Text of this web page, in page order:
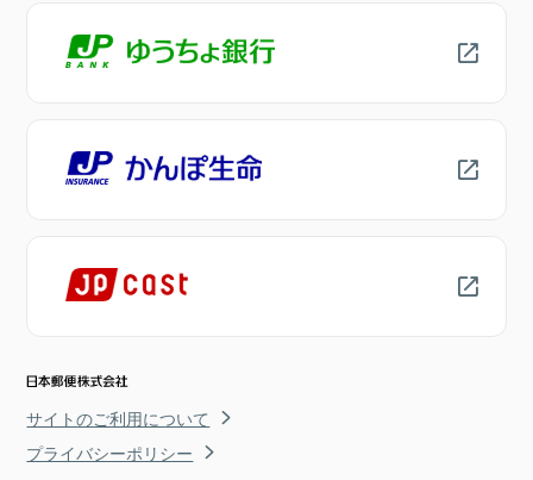
サイトのご利用について
プライバシーポリシー